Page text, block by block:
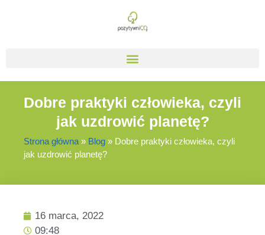
Dobre praktyki człowieka, czyli
jak uzdrowić planetę?
Strona główna » Blog » Dobre praktyki człowieka, czyli
jak uzdrowić planetę?
16 marca, 2022
09:48